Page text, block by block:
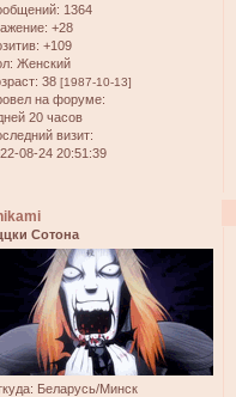
1364
+28
+109
Женский
38 [1987-10-13]
на форуме:
20 часов
визит:
08-24 20:51:39
Сотона
Беларусь/Минск